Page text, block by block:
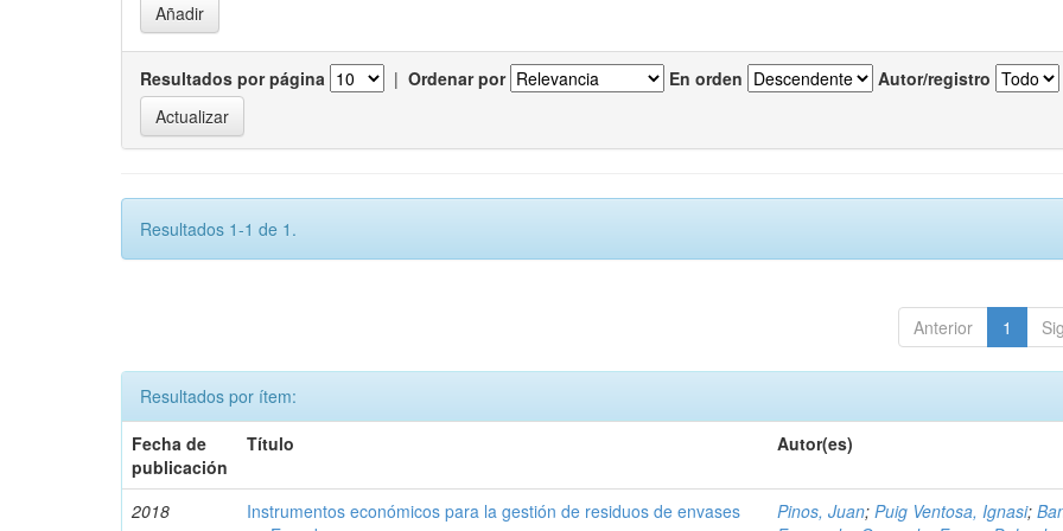
Resultados por página | Ordenar por En orden Autor/registro
Resultados 1-1 de 1.
Anterior 1
Resultados por ítem:
Fecha de
publicación
Título Autor(es)
2018
Instrumentos económicos para la gestión de residuos de envases
Pinos, Juan;Puig Ventosa, Ignasi;